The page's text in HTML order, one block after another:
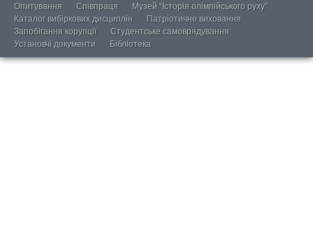
Опитування
Співпраця
Музей “Історія олімпійського руху”
Каталог вибіркових дисциплін
Патріотичне виховання
Запобігання корупції
Студентське самоврядування
Установчі документи
Бібліотека